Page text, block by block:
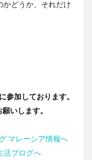
かどうか、それだけ
参加しております。
いします。